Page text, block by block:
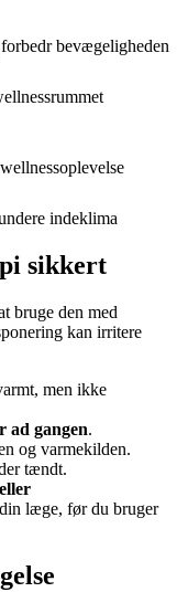
bevægeligheden
indeklima
sikkert
bruge den med
kan irritere
men ikke
ad gangen.
og varmekilden.
tændt.
læge, før du bruger